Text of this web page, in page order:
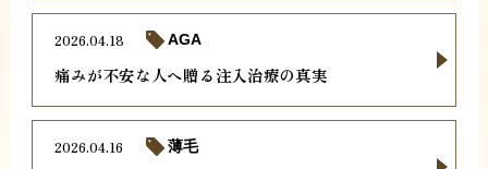
痛みが不安な人へ贈る注入治療の真実
2026.04.18 AGA
2026.04.16 薄毛